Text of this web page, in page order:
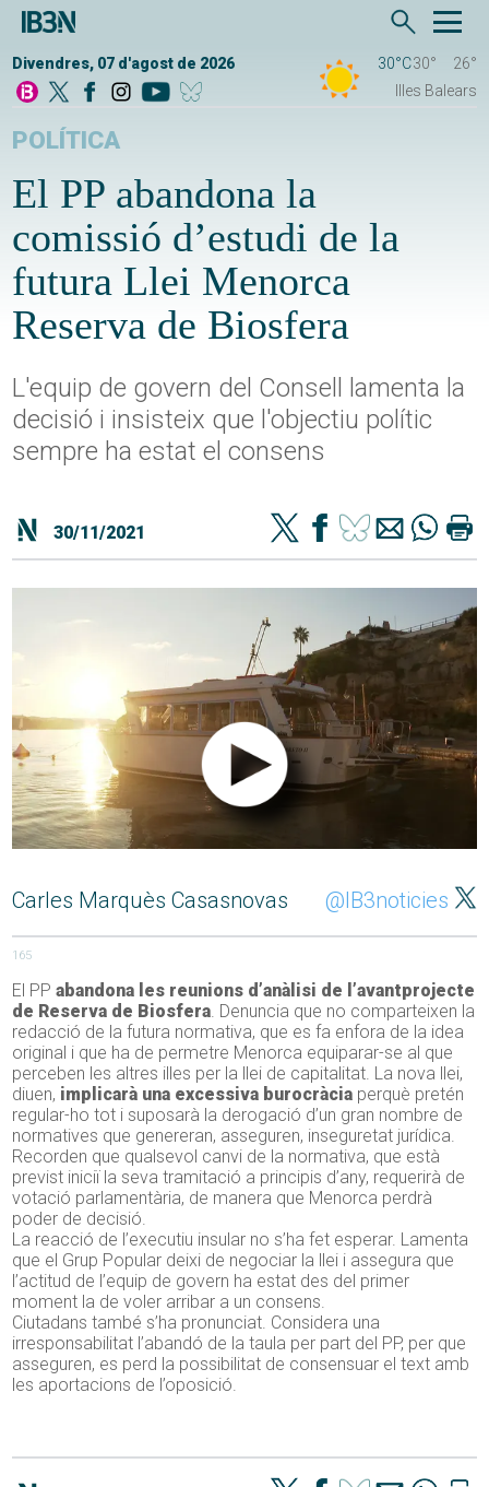
Divendres, 07 d'agost de 2026 30°C30°
26°
Illes Balears
POLÍTICA
El PP abandona la
comissió d’estudi de la
futura Llei Menorca
Reserva de Biosfera
L'equip de govern del Consell lamenta la
decisió i insisteix que l'objectiu polític
sempre ha estat el consens
30/11/2021
Carles Marquès Casasnovas @IB3noticies
165
El PPabandona les reunions d’anàlisi de l’avantprojecte
de Reserva de Biosfera . Denuncia que no comparteixen la
redacció de la futura normativa, que es fa enfora de la idea
original i que ha de permetre Menorca equiparar-se al que
perceben les altres illes per la llei de capitalitat. La nova llei,
diuen, implicarà una excessiva burocràcia perquè pretén
regular-ho tot i suposarà la derogació d’un gran nombre de
normatives que genereran, asseguren, inseguretat jurídica.
Recorden que qualsevol canvi de la normativa, que està
previst iniciï la seva tramitació a principis d’any, requerirà de
votació parlamentària, de manera que Menorca perdrà
poder de decisió.
La reacció de l’executiu insular no s’ha fet esperar. Lamenta
que el Grup Popular deixi de negociar la llei i assegura que
l’actitud de l’equip de govern ha estat des del primer
moment la de voler arribar a un consens.
Ciutadans també s’ha pronunciat. Considera una
irresponsabilitat l’abandó de la taula per part del PP, per que
asseguren, es perd la possibilitat de consensuar el text amb
les aportacions de l’oposició.